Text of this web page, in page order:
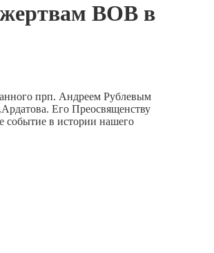
жертвам ВОВ в
прп. Андреем Рублевым
Его Преосвященству
событие в истории нашего